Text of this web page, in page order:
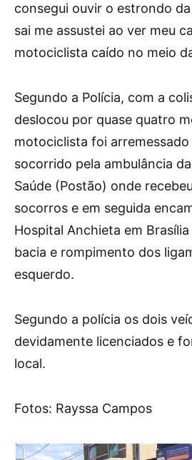
consegui ouvir o estrondo
sai me assustei ao ver meu
motociclista caído no meio
Segundo a Polícia, com a
deslocou por quase quatro
motociclista foi
socorrido pela ambulância
Saúde (Postão) onde
socorros e em seguida
Hospital Anchieta em
bacia e rompimento dos
esquerdo.
Segundo a polícia os dois
devidamente licenciados e
local.
Fotos: Rayssa Campos